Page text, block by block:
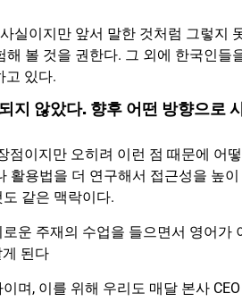
실이지만 앞서 말한 것처럼 그렇지
볼 것을 권한다. 그 외에 한국인들
고 있다.
지 않았다. 향후 어떤 방향으로
점이지만 오히려 이런 점 때문에 어떻
용법을 더 연구해서 접근성을 높이
같은 맥락이다.
운 주재의 수업을 들으면서 영어가
된다
며, 이를 위해 우리도 매달 본사 CEO